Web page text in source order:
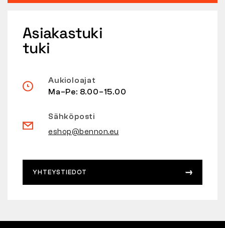
Asiakastuki
tuki
Aukioloajat
Ma–Pe: 8.00–15.00
Sähköposti
eshop@bennon.eu
YHTEYSTIEDOT